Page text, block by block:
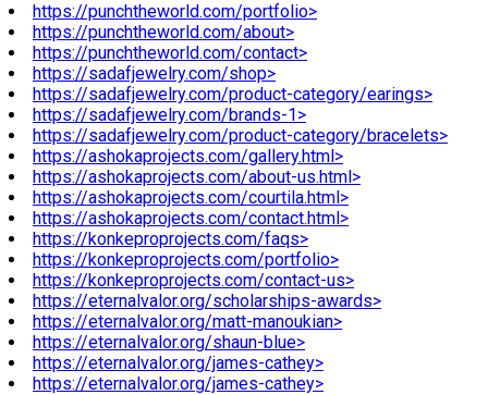
https://punchtheworld.com/portfolio>
https://punchtheworld.com/about>
https://punchtheworld.com/contact>
https://sadafjewelry.com/shop>
https://sadafjewelry.com/product-category/earings>
https://sadafjewelry.com/brands-1>
https://sadafjewelry.com/product-category/bracelets>
https://ashokaprojects.com/gallery.html>
https://ashokaprojects.com/about-us.html>
https://ashokaprojects.com/courtila.html>
https://ashokaprojects.com/contact.html>
https://konkeproprojects.com/faqs>
https://konkeproprojects.com/portfolio>
https://konkeproprojects.com/contact-us>
https://eternalvalor.org/scholarships-awards>
https://eternalvalor.org/matt-manoukian>
https://eternalvalor.org/shaun-blue>
https://eternalvalor.org/james-cathey>
https://eternalvalor.org/james-cathey>